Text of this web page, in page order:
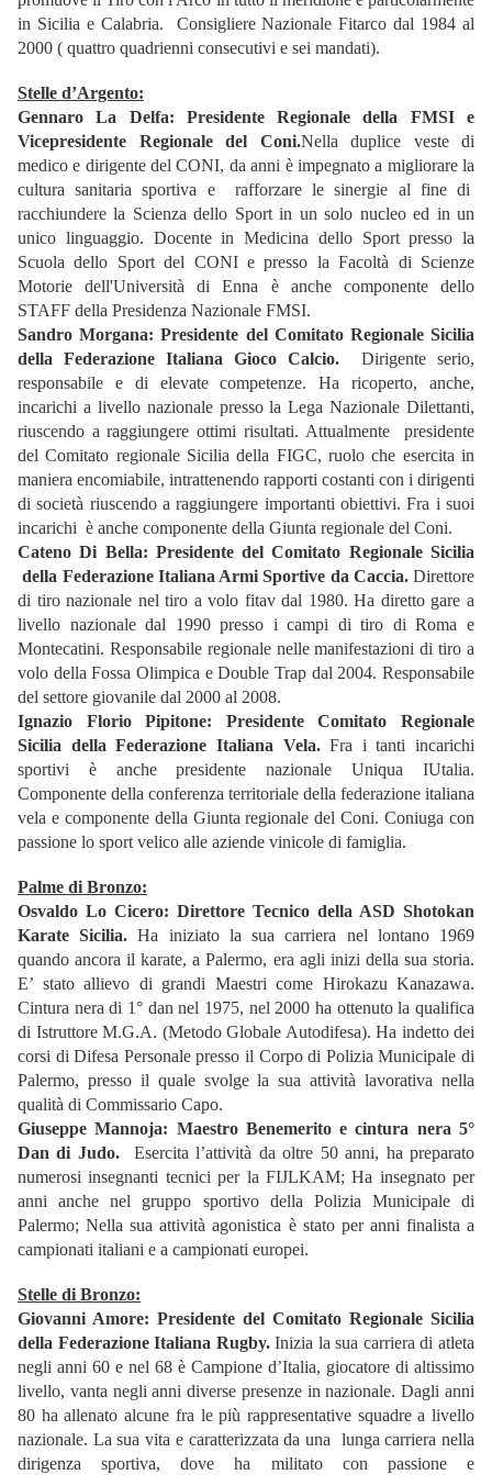
in Sicilia e Calabria. Consigliere Nazionale Fitarco dal 1984 al
2000 ( quattro quadrienni consecutivi e sei mandati).
Stelle d’Argento:
Gennaro La Delfa: Presidente Regionale della FMSI e
Vicepresidente Regionale del Coni.Nella duplice veste di
medico e dirigente del CONI, da anni è impegnato a migliorare la
cultura sanitaria sportiva e rafforzare le sinergie al fine di
racchiundere la Scienza dello Sport in un solo nucleo ed in un
unico linguaggio. Docente in Medicina dello Sport presso la
Scuola dello Sport del CONI e presso la Facoltà di Scienze
Motorie dell'Università di Enna è anche componente dello
STAFF della Presidenza Nazionale FMSI.
Sandro Morgana: Presidente del Comitato Regionale Sicilia
della Federazione Italiana Gioco Calcio.
Dirigente serio,
responsabile e di elevate competenze. Ha ricoperto, anche,
incarichi a livello nazionale presso la Lega Nazionale Dilettanti,
riuscendo a raggiungere ottimi risultati. Attualmente presidente
del Comitato regionale Sicilia della FIGC, ruolo che esercita in
maniera encomiabile, intrattenendo rapporti costanti con i dirigenti
di società riuscendo a raggiungere importanti obiettivi. Fra i suoi
incarichi è anche componente della Giunta regionale del Coni.
Cateno Di Bella: Presidente del Comitato Regionale Sicilia
della Federazione Italiana Armi Sportive da Caccia.Direttore
di tiro nazionale nel tiro a volo fitav dal 1980. Ha diretto gare a
livello nazionale dal 1990 presso i campi di tiro di Roma e
Montecatini. Responsabile regionale nelle manifestazioni di tiro a
volo della Fossa Olimpica e Double Trap dal 2004. Responsabile
del settore giovanile dal 2000 al 2008.
Ignazio Florio Pipitone: Presidente Comitato Regionale
Sicilia della Federazione Italiana Vela.Fra i tanti incarichi
sportivi è anche presidente nazionale Uniqua IUtalia.
Componente della conferenza territoriale della federazione italiana
vela e componente della Giunta regionale del Coni. Coniuga con
passione lo sport velico alle aziende vinicole di famiglia.
Palme di Bronzo:
Osvaldo Lo Cicero: Direttore Tecnico della ASD Shotokan
Karate Sicilia. Ha iniziato la sua carriera nel lontano 1969
quando ancora il karate, a Palermo, era agli inizi della sua storia.
E’ stato allievo di grandi Maestri come Hirokazu Kanazawa.
Cintura nera di 1° dan nel 1975, nel 2000 ha ottenuto la qualifica
di Istruttore M.G.A. (Metodo Globale Autodifesa). Ha indetto dei
corsi di Difesa Personale presso il Corpo di Polizia Municipale di
Palermo, presso il quale svolge la sua attività lavorativa nella
qualità di Commissario Capo.
Giuseppe Mannoja: Maestro Benemerito e cintura nera 5°
Dan di Judo.
Esercita l’attività da oltre 50 anni, ha preparato
numerosi insegnanti tecnici per la FIJLKAM; Ha insegnato per
anni anche nel gruppo sportivo della Polizia Municipale di
Palermo; Nella sua attività agonistica è stato per anni finalista a
campionati italiani e a campionati europei.
Stelle di Bronzo:
Giovanni Amore: Presidente del Comitato Regionale Sicilia
della Federazione Italiana Rugby.Inizia la sua carriera di atleta
negli anni 60 e nel 68 è Campione d’Italia, giocatore di altissimo
livello, vanta negli anni diverse presenze in nazionale. Dagli anni
80 ha allenato alcune fra le più rappresentative squadre a livello
nazionale. La sua vita e caratterizzata da una lunga carriera nella
dirigenza sportiva, dove ha militato con passione e